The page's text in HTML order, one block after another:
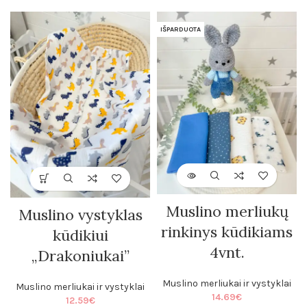
Muslino vystyklas
kūdikiui
„Drakoniukai”
Muslino merliukai ir vystyklai
12.59€
IŠPARDUOTA
Muslino merliukų
rinkinys kūdikiams
4vnt.
Muslino merliukai ir vystyklai
14.69€